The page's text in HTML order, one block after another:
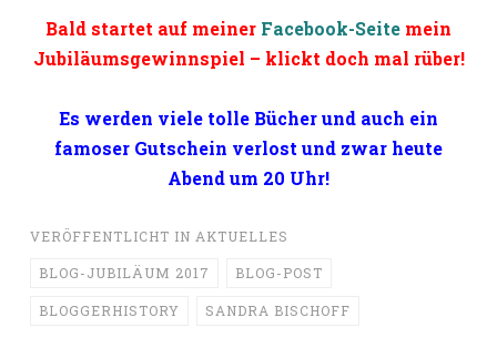
Bald startet auf meiner Facebook-Seite mein
Jubiläumsgewinnspiel – klickt doch mal rüber!
Es werden viele tolle Bücher und auch ein
famoser Gutschein verlost und zwar heute
Abend um 20 Uhr!
VERÖFFENTLICHT IN AKTUELLES
BLOG-JUBILÄUM 2017 BLOG-POST
BLOGGERHISTORY SANDRA BISCHOFF